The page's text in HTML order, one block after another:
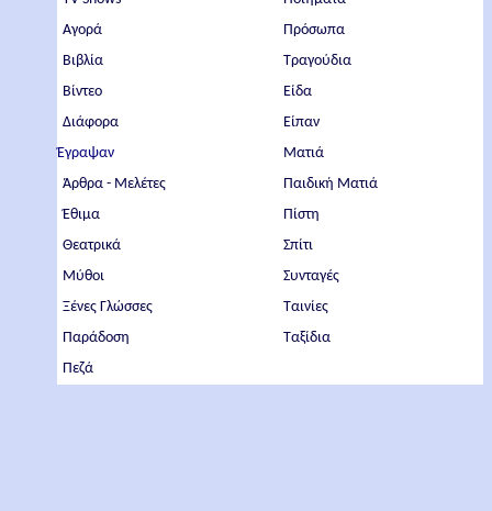
Αγορά
Βιβλία
Βίντεο
Διάφορα
Έγραψαν
Άρθρα - Μελέτες
Έθιμα
Θεατρικά
Μύθοι
Ξένες Γλώσσες
Παράδοση
Πεζά
Πρόσωπα
Τραγούδια
Είδα
Είπαν
Ματιά
Παιδική Ματιά
Πίστη
Σπίτι
Συνταγές
Ταινίες
Ταξίδια